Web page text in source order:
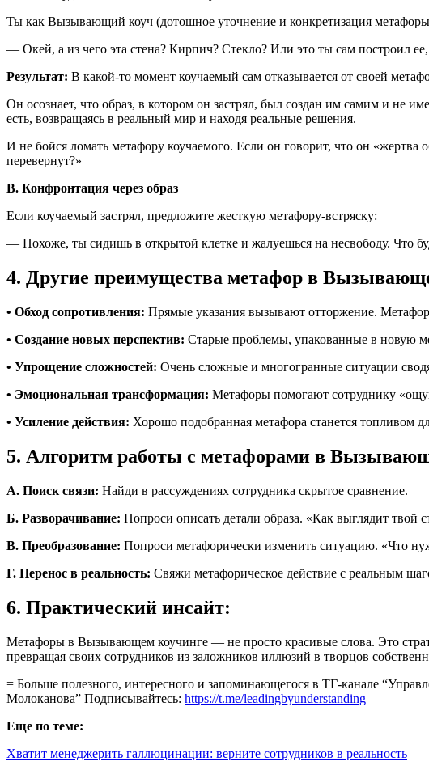
Ты как Вызывающий коуч (дотошное уточнение и конкретизация
— Окей, а из чего эта стена? Кирпич? Стекло? Или это ты сам построил
Результат: В какой-то момент коучаемый сам отказывается от своей
Он осознает, что образ, в котором он застрял, был создан им самим и не
есть, возвращаясь в реальный мир и находя реальные решения.
И не бойся ломать метафору коучаемого. Если он говорит, что он
перевернут?»
В. Конфронтация через образ
Если коучаемый застрял, предложите жесткую метафору-встряску:
— Похоже, ты сидишь в открытой клетке и жалуешься на несвободу. Что
4. Другие преимущества метафор в
• Обход сопротивления: Прямые указания вызывают отторжение.
• Создание новых перспектив: Старые проблемы, упакованные в новую
• Упрощение сложностей: Очень сложные и многогранные ситуации
• Эмоциональная трансформация: Метафоры помогают сотруднику
• Усиление действия: Хорошо подобранная метафора станется топливом
5. Алгоритм работы с метафорами в
А. Поиск связи: Найди в рассуждениях сотрудника скрытое сравнение.
Б. Разворачивание: Попроси описать детали образа. «Как выглядит твой
В. Преобразование: Попроси метафорически изменить ситуацию. «Что
Г. Перенос в реальность: Свяжи метафорическое действие с реальным
6. Практический инсайт:
Метафоры в Вызывающем коучинге — не просто красивые слова. Это
превращая своих сотрудников из заложников иллюзий в творцов
= Больше полезного, интересного и запоминающегося в ТГ-канале
Молоканова” Подписывайтесь: https://t.me/leadingbyunderstanding
Еще по теме:
Хватит менеджерить галлюцинации: верните сотрудников в реальность